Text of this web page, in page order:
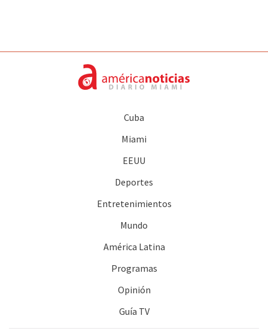
Cuba
Miami
EEUU
Deportes
Entretenimientos
Mundo
América Latina
Programas
Opinión
Guía TV